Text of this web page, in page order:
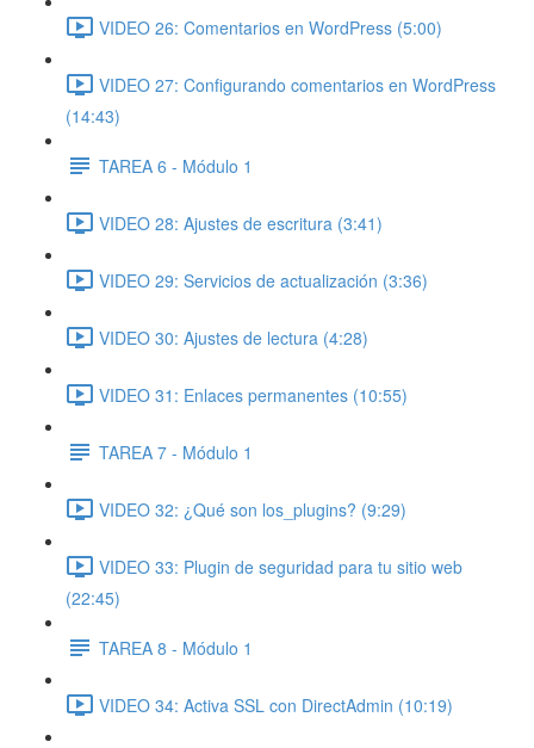
VIDEO 26: Comentarios en WordPress (5:00)
VIDEO 27: Configurando comentarios en WordPress
(14:43)
TAREA 6 - Módulo 1
VIDEO 28: Ajustes de escritura (3:41)
VIDEO 29: Servicios de actualización (3:36)
VIDEO 30: Ajustes de lectura (4:28)
VIDEO 31: Enlaces permanentes (10:55)
TAREA 7 - Módulo 1
VIDEO 32: ¿Qué son los_plugins? (9:29)
VIDEO 33: Plugin de seguridad para tu sitio web
(22:45)
TAREA 8 - Módulo 1
VIDEO 34: Activa SSL con DirectAdmin (10:19)